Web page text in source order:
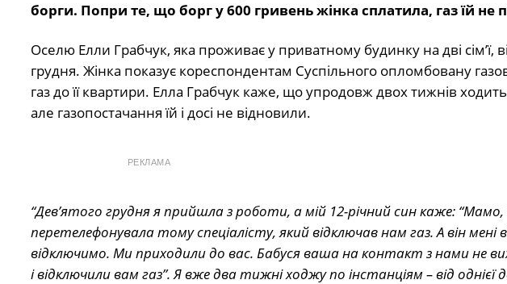
борги. Попри те, що борг у 600 гривень жінка сплатила, газ їй не
Оселю Елли Грабчук, яка проживає у приватному будинку на дві сім’ї,
грудня. Жінка показує кореспондентам Суспільного опломбовану
газ до її квартири. Елла Грабчук каже, що упродовж двох тижнів
але газопостачання їй і досі не відновили.
РЕКЛАМА
“Дев’ятого грудня я прийшла з роботи, а мій 12-річний син каже: “Мамо,
перетелефонувала тому спеціалісту, який відключав нам газ. А він
відключимо. Ми приходили до вас. Бабуся ваша на контакт з нами не
і відключили вам газ”. Я вже два тижні ходжу по інстанціям – від однієї